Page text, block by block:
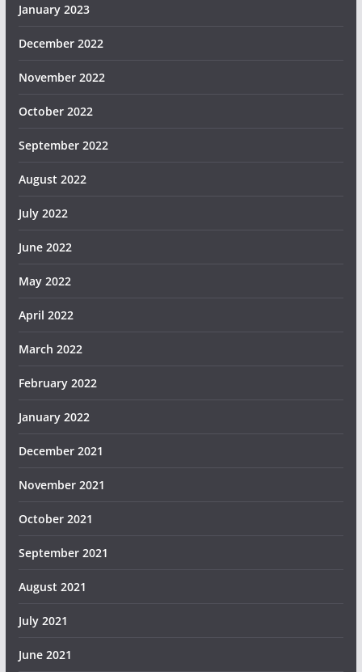
January 2023
December 2022
November 2022
October 2022
September 2022
August 2022
July 2022
June 2022
May 2022
April 2022
March 2022
February 2022
January 2022
December 2021
November 2021
October 2021
September 2021
August 2021
July 2021
June 2021